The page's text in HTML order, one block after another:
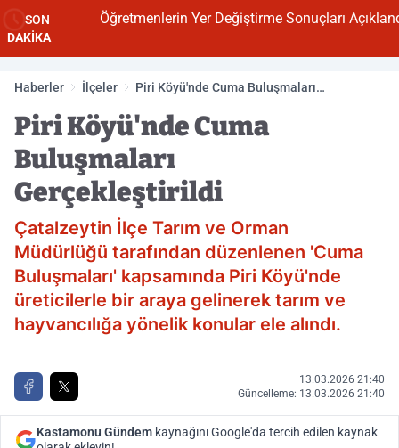
SON
DAKİKA
Öğretmenlerin Yer Değiştirme Sonuçları Açıklandı
Haberler İlçeler
Piri Köyü'nde Cuma Buluşmaları
Piri Köyü'nde Cuma
Buluşmaları
Gerçekleştirildi
Çatalzeytin İlçe Tarım ve Orman
Müdürlüğü tarafından düzenlenen 'Cuma
Buluşmaları' kapsamında Piri Köyü'nde
üreticilerle bir araya gelinerek tarım ve
hayvancılığa yönelik konular ele alındı.
13.03.2026 21:40
Güncelleme: 13.03.2026 21:40
Kastamonu Gündem kaynağını Google'da tercih edilen kaynak